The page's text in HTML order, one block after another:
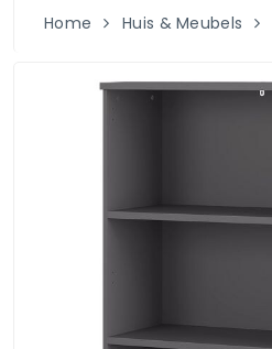
Home Huis & Meubels